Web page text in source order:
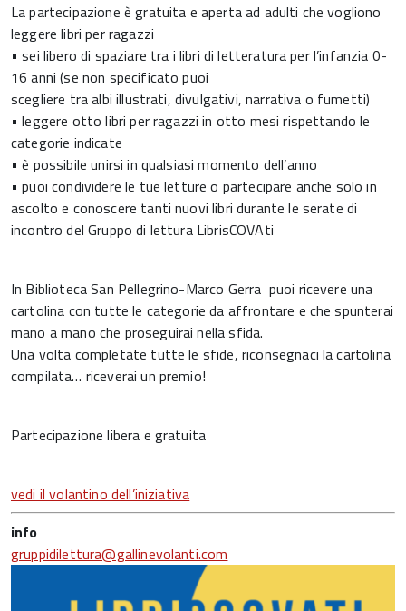
La partecipazione è gratuita e aperta ad adulti che vogliono
leggere libri per ragazzi
• sei libero di spaziare tra i libri di letteratura per l’infanzia 0-
16 anni (se non specificato puoi
scegliere tra albi illustrati, divulgativi, narrativa o fumetti)
• leggere otto libri per ragazzi in otto mesi rispettando le
categorie indicate
• è possibile unirsi in qualsiasi momento dell’anno
• puoi condividere le tue letture o partecipare anche solo in
ascolto e conoscere tanti nuovi libri durante le serate di
incontro del Gruppo di lettura LibrisCOVAti
In Biblioteca San Pellegrino-Marco Gerra puoi ricevere una
cartolina con tutte le categorie da affrontare e che spunterai
mano a mano che proseguirai nella sfida.
Una volta completate tutte le sfide, riconsegnaci la cartolina
compilata… riceverai un premio!
Partecipazione libera e gratuita
vedi il volantino dell’iniziativa
info
gruppidilettura@gallinevolanti.com